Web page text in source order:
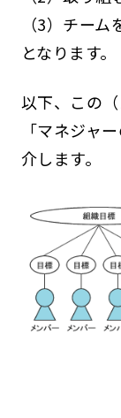
（3）チー
となります。
以下、この
「マネジャ
介します。